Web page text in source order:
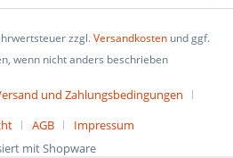
zzgl.Versandkosten und ggf.
wenn nicht anders beschrieben
und Zahlungsbedingungen
AGB
Impressum
mit Shopware